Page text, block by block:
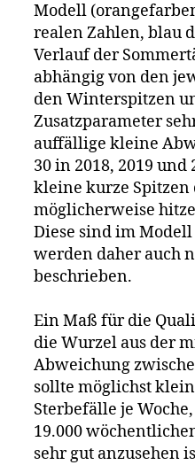
Modell
realen Zahlen, blau
Verlauf der
abhängig von den
den Winterspitzen
Zusatzparameter
auffällige kleine
30 in 2018, 2019
kleine kurze
möglicherweise
Diese sind im
werden daher auch
beschrieben.
Ein Maß für die
die Wurzel aus der
Abweichung
sollte möglichst
Sterbefälle je
19.000
sehr gut anzusehen